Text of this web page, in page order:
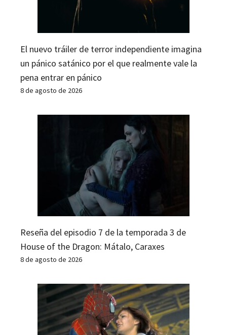
El nuevo tráiler de terror independiente imagina
un pánico satánico por el que realmente vale la
pena entrar en pánico
8 de agosto de 2026
Reseña del episodio 7 de la temporada 3 de
House of the Dragon: Mátalo, Caraxes
8 de agosto de 2026